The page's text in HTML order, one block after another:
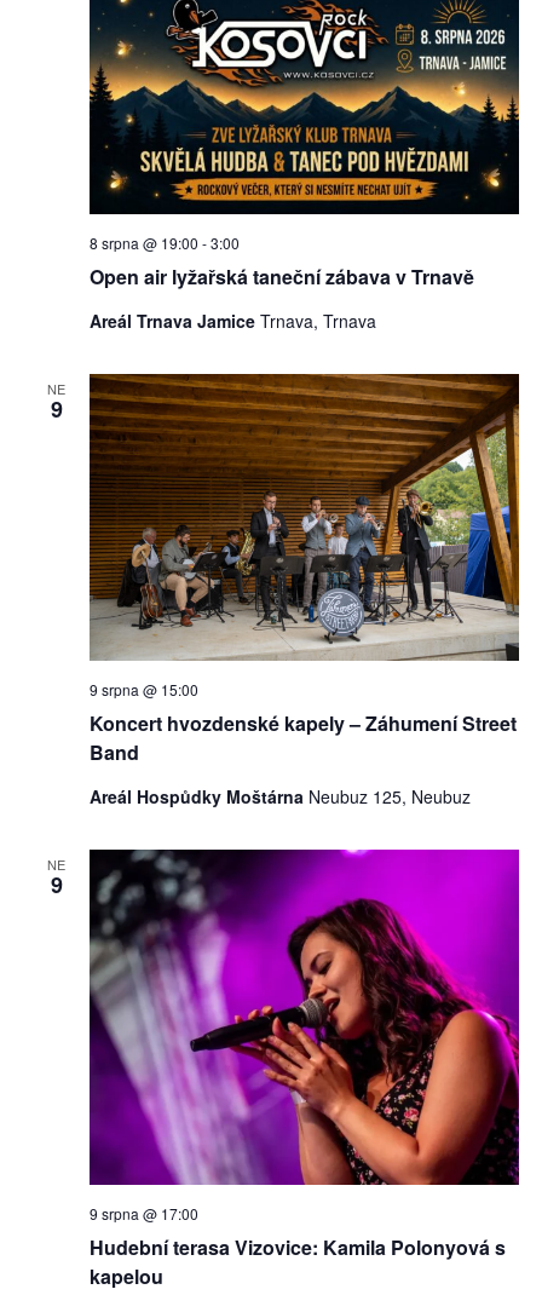
Open air lyžařská taneční zábava v Trnavě
8 srpna @ 19:00 -3:00
Areál Trnava Jamice Trnava, Trnava
NE
9
Koncert hvozdenské kapely – Záhumení Street
Band
9 srpna @ 15:00
Areál Hospůdky Moštárna Neubuz 125, Neubuz
NE
9
Hudební terasa Vizovice: Kamila Polonyová s
kapelou
9 srpna @ 17:00